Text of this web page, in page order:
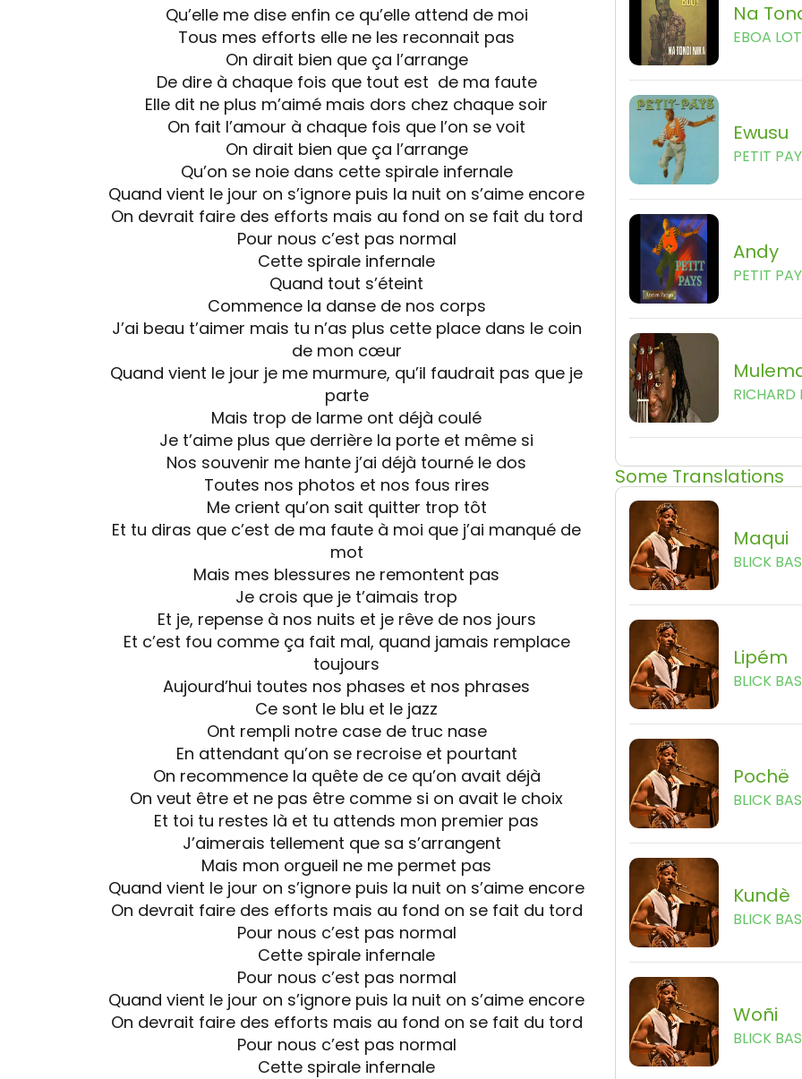
Qu’elle me dise enfin ce qu’elle attend de moi
Tous mes efforts elle ne les reconnait pas
On dirait bien que ça l’arrange
De dire à chaque fois que tout est de ma faute
Elle dit ne plus m’aimé mais dors chez chaque soir
On fait l’amour à chaque fois que l’on se voit
On dirait bien que ça l’arrange
Qu’on se noie dans cette spirale infernale
Quand vient le jour on s’ignore puis la nuit on s’aime encore
On devrait faire des efforts mais au fond on se fait du tord
Pour nous c’est pas normal
Cette spirale infernale
Quand tout s’éteint
Commence la danse de nos corps
J’ai beau t’aimer mais tu n’as plus cette place dans le coin
de mon cœur
Quand vient le jour je me murmure, qu’il faudrait pas que je
parte
Mais trop de larme ont déjà coulé
Je t’aime plus que derrière la porte et même si
Nos souvenir me hante j’ai déjà tourné le dos
Toutes nos photos et nos fous rires
Me crient qu’on sait quitter trop tôt
Et tu diras que c’est de ma faute à moi que j’ai manqué de
mot
Mais mes blessures ne remontent pas
Je crois que je t’aimais trop
Et je, repense à nos nuits et je rêve de nos jours
Et c’est fou comme ça fait mal, quand jamais remplace
toujours
Aujourd’hui toutes nos phases et nos phrases
Ce sont le blu et le jazz
Ont rempli notre case de truc nase
En attendant qu’on se recroise et pourtant
On recommence la quête de ce qu’on avait déjà
On veut être et ne pas être comme si on avait le choix
Et toi tu restes là et tu attends mon premier pas
J’aimerais tellement que sa s’arrangent
Mais mon orgueil ne me permet pas
Quand vient le jour on s’ignore puis la nuit on s’aime encore
On devrait faire des efforts mais au fond on se fait du tord
Pour nous c’est pas normal
Cette spirale infernale
Pour nous c’est pas normal
Quand vient le jour on s’ignore puis la nuit on s’aime encore
On devrait faire des efforts mais au fond on se fait du tord
Pour nous c’est pas normal
Cette spirale infernale
Na
EBOA
Ewusu
PETIT
Andy
PETIT
RICHARD
Some Translations
Maqui
BLICK
Lipém
BLICK
Pochë
BLICK
Kundè
BLICK
Woñi
BLICK